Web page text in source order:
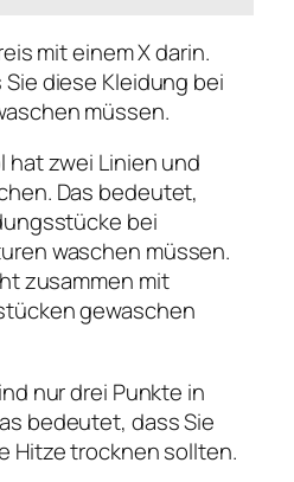
mit einem X darin.
diese Kleidung bei
müssen.
hat zwei Linien und
Das bedeutet,
bei
waschen müssen.
zusammen mit
gewaschen
nur drei Punkte in
bedeutet, dass Sie
Hitze trocknen sollten.